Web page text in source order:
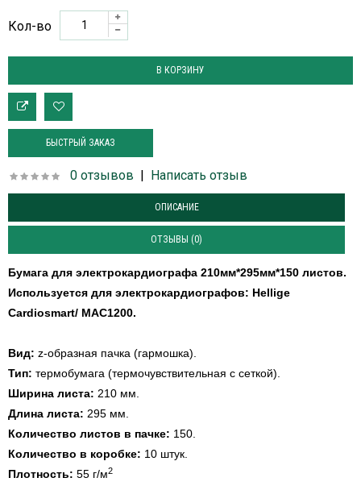
Кол-во
БЫСТРЫЙ ЗАКАЗ
0 отзывов | Написать отзыв
ОПИСАНИЕ
ОТЗЫВЫ (0)
Бумага для электрокардиографа 210мм*295мм*150 листов.
Используется для электрокардиографов: Hellige
Cardiosmart/ MAC1200.
Вид: z-образная пачка (гармошка).
Тип: термобумага (термочувствительная с сеткой).
Ширина листа: 210 мм.
Длина листа: 295 мм.
Количество листов в пачке: 150.
Количество в коробке: 10 штук.
Плотность: 55 г/м2